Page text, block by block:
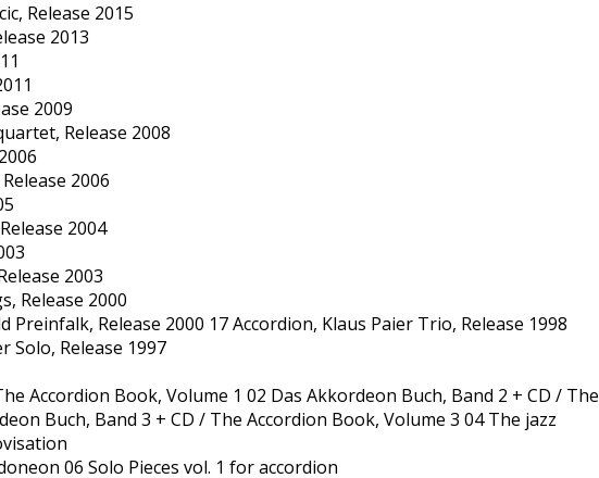
Release 2015
2013
2009
Release 2008
2006
2004
2003
Release 2000
Release 2000 17 Accordion, Klaus Paier Trio, Release 1998
Solo, Release 1997
Accordion Book, Volume 1 02 Das Akkordeon Buch, Band 2 + CD / The
Buch, Band 3 + CD / The Accordion Book, Volume 3 04 The jazz
06 Solo Pieces vol. 1 for accordion